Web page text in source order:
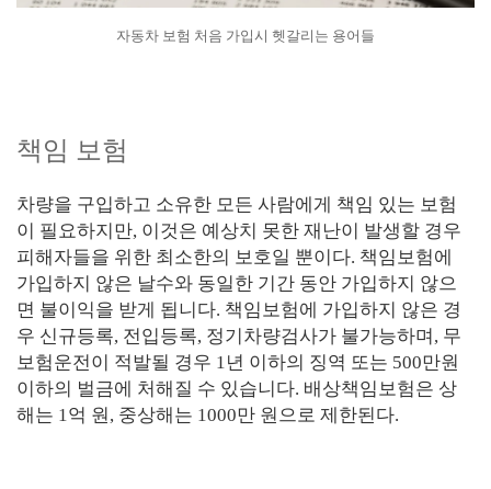
자동차 보험 처음 가입시 헷갈리는 용어들
책임 보험
차량을 구입하고 소유한 모든 사람에게 책임 있는 보험
이 필요하지만, 이것은 예상치 못한 재난이 발생할 경우
피해자들을 위한 최소한의 보호일 뿐이다. 책임보험에
가입하지 않은 날수와 동일한 기간 동안 가입하지 않으
면 불이익을 받게 됩니다. 책임보험에 가입하지 않은 경
우 신규등록, 전입등록, 정기차량검사가 불가능하며, 무
보험운전이 적발될 경우 1년 이하의 징역 또는 500만원
이하의 벌금에 처해질 수 있습니다. 배상책임보험은 상
해는 1억 원, 중상해는 1000만 원으로 제한된다.